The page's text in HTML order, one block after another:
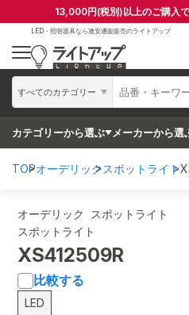
13,000円(税別)以上のご購入
LED・照明器具なら激安通販販売のライトアップ
すべてのカテゴリー
カテゴリーから選ぶ メーカーから選
TOPオーデリックスポットライト
オーデリック スポットライト
スポットライト
XS412509R
比較する
LED